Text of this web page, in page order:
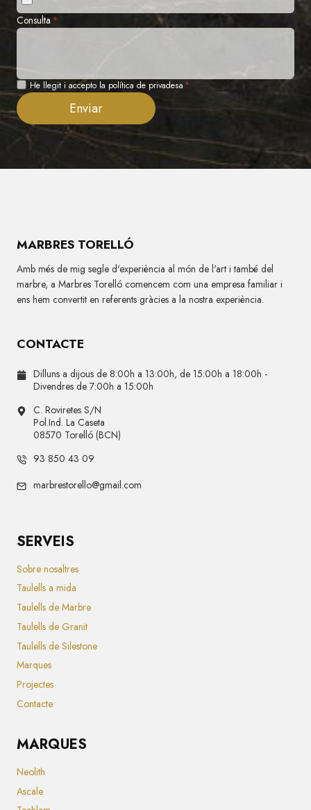
Consulta *
Privadesa
He llegit i accepto la política de privadesa *
Enviar
MARBRES TORELLÓ
Amb més de mig segle d'experiència al món de l'art i també del
marbre, a Marbres Torelló comencem com una empresa familiar i
ens hem convertit en referents gràcies a la nostra experiència.
CONTACTE
Dilluns a dijous de 8:00h a 13:00h, de 15:00h a 18:00h -
Divendres de 7:00h a 15:00h
C. Roviretes S/N
Pol.Ind. La Caseta
08570 Torelló (BCN)
93 850 43 09
marbrestorello@gmail.com
SERVEIS
Sobre nosaltres
Taulells a mida
Taulells de Marbre
Taulells de Granit
Taulells de Silestone
Marques
Projectes
Contacte
MARQUES
Neolith
Ascale